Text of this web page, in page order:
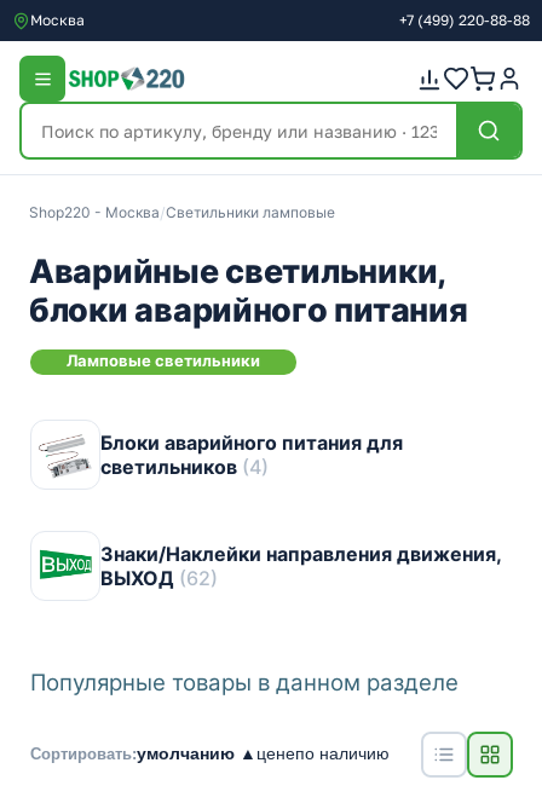
Москва +7 (499) 220-88-88
Shop220 - Москва/Светильники ламповые
Аварийные светильники,
блоки аварийного питания
Ламповые светильники
Блоки аварийного питания для
светильников (4)
Знаки/Наклейки направления движения,
ВЫХОД (62)
Популярные товары в данном разделе
Сортировать:умолчанию ▲ ценепо наличию